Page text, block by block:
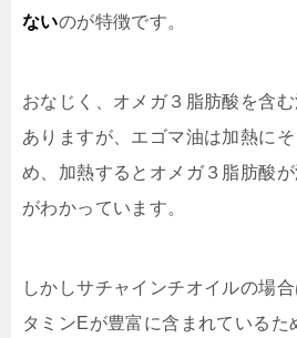
ないのが特徴です。
おなじく、オメガ３脂肪酸を含
ありますが、エゴマ油は加熱に
め、加熱するとオメガ３脂肪酸
がわかっています。
しかしサチャインチオイルの場
タミンEが豊富に含まれているた